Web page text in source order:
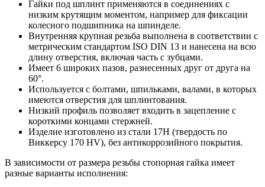
Гайки под шплинт применяются в соединениях с
низким крутящим моментом, например для фиксации
колесного подшипника на шпинделе.
Внутренняя крупная резьба выполнена в соответствии с
метрическим стандартом ISO DIN 13 и нанесена на всю
длину отверстия, включая часть с зубцами.
Имеет 6 широких пазов, разнесенных друг от друга на
60°.
Используется с болтами, шпильками, валами, в которых
имеются отверстия для шплинтования.
Низкий профиль позволяет входить в зацепление с
короткими концами стержней.
Изделие изготовлено из стали 17Н (твердость по
Виккерсу 170 HV), без антикоррозийного покрытия.
В зависимости от размера резьбы стопорная гайка имеет
разные варианты исполнения: